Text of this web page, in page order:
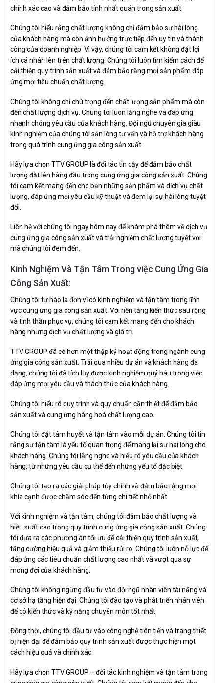
chính xác cao và đảm bảo tính nhất quán trong sản xuất.
Chúng tôi hiểu rằng chất lượng không chỉ đảm bảo sự hài lòng
của khách hàng mà còn ảnh hưởng trực tiếp đến uy tín và thành
công của doanh nghiệp. Vì vậy, chúng tôi cam kết không đặt lợi
ích cá nhân lên trên chất lượng. Chúng tôi luôn tìm kiếm cách để
cải thiện quy trình sản xuất và đảm bảo rằng mọi sản phẩm đáp
ứng mọi tiêu chuẩn chất lượng.
Chúng tôi không chỉ chú trọng đến chất lượng sản phẩm mà còn
đến chất lượng dịch vụ. Chúng tôi luôn lắng nghe và đáp ứng
nhanh chóng yêu cầu của khách hàng. Đội ngũ chuyên gia giàu
kinh nghiệm của chúng tôi sẵn lòng tư vấn và hỗ trợ khách hàng
trong quá trình cung ứng gia công sản xuất.
Hãy lựa chọn TTV GROUP là đối tác tin cậy để đảm bảo chất
lượng đặt lên hàng đầu trong cung ứng gia công sản xuất. Chúng
tôi cam kết mang đến cho bạn những sản phẩm và dịch vụ chất
lượng, đáp ứng mọi yêu cầu kỹ thuật và đem lại sự hài lòng tuyệt
đối.
Liên hệ với chúng tôi ngay hôm nay để khám phá thêm về dịch vụ
cung ứng gia công sản xuất và trải nghiệm chất lượng tuyệt vời
mà chúng tôi đem đến.
Kinh Nghiệm Và Tận Tâm Trong việc Cung Ứng Gia
Công Sản Xuất:
Chúng tôi tự hào là đơn vị có kinh nghiệm và tận tâm trong lĩnh
vực cung ứng gia công sản xuất. Với nền tảng kiến thức sâu rộng
và tinh thần phục vụ, chúng tôi cam kết mang đến cho khách
hàng những dịch vụ chất lượng và giá trị.
TTV GROUP đã có hơn một thập kỷ hoạt động trong ngành cung
ứng gia công sản xuất. Trải qua nhiều dự án và khách hàng đa
dạng, chúng tôi đã tích lũy được kinh nghiệm quý báu trong việc
đáp ứng mọi yêu cầu và thách thức của khách hàng.
Chúng tôi hiểu rõ quy trình và quy chuẩn cần thiết để đảm bảo
sản xuất và cung ứng hàng hoá chất lượng cao.
Chúng tôi đặt tâm huyết và tận tâm vào mỗi dự án. Chúng tôi tin
rằng sự tận tâm là yếu tố quan trọng để mang lại sự hài lòng cho
khách hàng. Chúng tôi lắng nghe và hiểu rõ yêu cầu của khách
hàng, từ những yêu cầu cụ thể đến những yếu tố đặc biệt.
Chúng tôi tạo ra các giải pháp tùy chỉnh và đảm bảo rằng mọi
khía cạnh được chăm sóc đến từng chi tiết nhỏ nhất.
Với kinh nghiệm và tận tâm, chúng tôi đảm bảo chất lượng và
hiệu suất cao trong quy trình cung ứng gia công sản xuất. Chúng
tôi đưa ra các phương án tối ưu để cải thiện quy trình sản xuất,
tăng cường hiệu quả và giảm thiểu rủi ro. Chúng tôi luôn nỗ lực để
đáp ứng các tiêu chuẩn chất lượng cao nhất và vượt qua sự
mong đợi của khách hàng.
Chúng tôi không ngừng đầu tư vào đội ngũ nhân viên tài năng và
cơ sở hạ tầng hiện đại. Chúng tôi đào tạo và phát triển nhân viên
để có kiến thức và kỹ năng chuyên môn tốt nhất.
Đồng thời, chúng tôi đầu tư vào công nghệ tiên tiến và trang thiết
bị hiện đại để đảm bảo quy trình sản xuất được thực hiện một
cách hiệu quả và chính xác.
Hãy lựa chọn TTV GROUP – đối tác kinh nghiệm và tận tâm trong